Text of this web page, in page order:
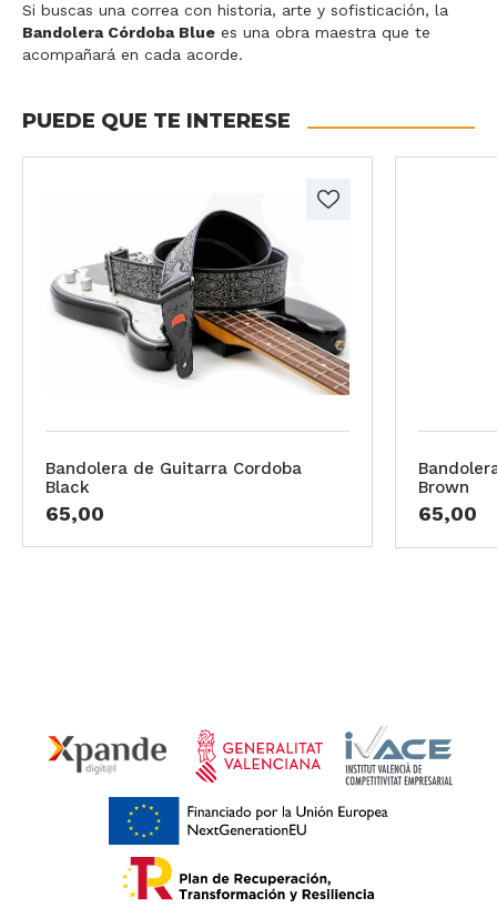
Si buscas una correa con historia, arte y sofisticación, la
Bandolera Córdoba Blue es una obra maestra que te
acompañará en cada acorde.
PUEDE QUE TE INTERESE
Bandolera de Guitarra Cordoba
Black
65,00
Brown
65,00